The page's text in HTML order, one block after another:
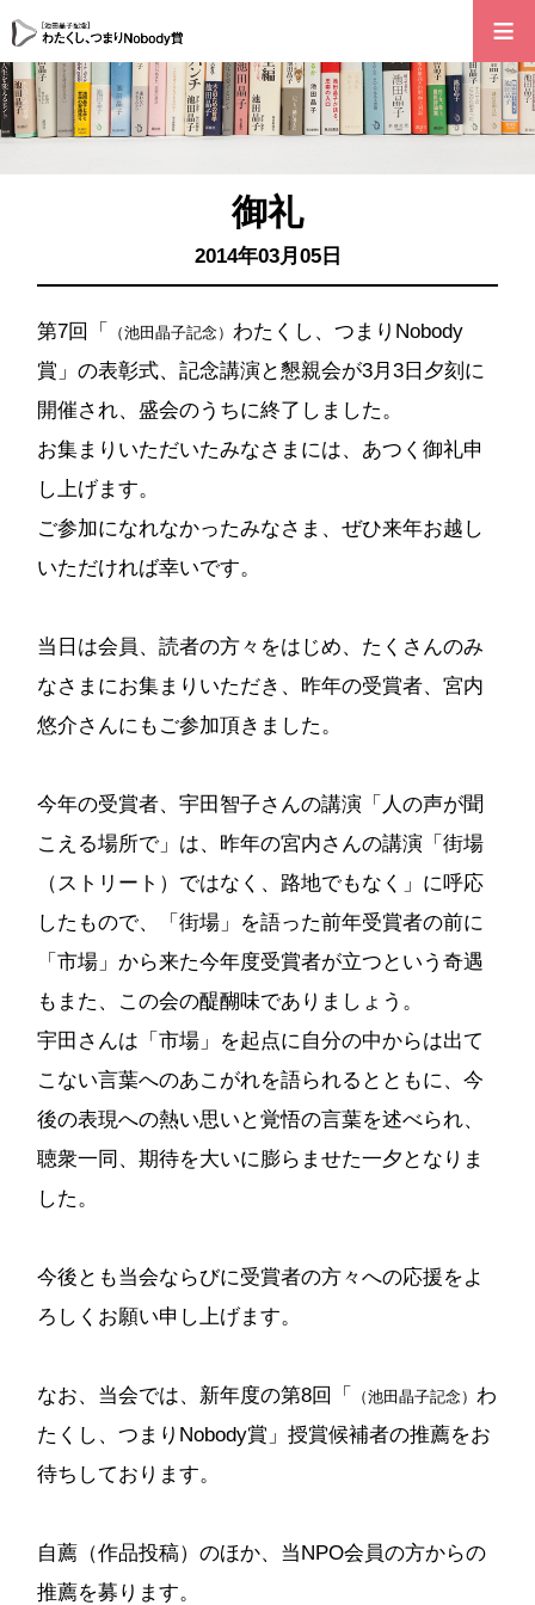
≡
御礼
2014年03月05日
第7回「 （池田晶子記念） わたくし、つまりNobody
賞」の表彰式、記念講演と懇親会が3月3日夕刻に
開催され、盛会のうちに終了しました。
お集まりいただいたみなさまには、あつく御礼申
し上げます。
ご参加になれなかったみなさま、ぜひ来年お越し
いただければ幸いです。
当日は会員、読者の方々をはじめ、たくさんのみ
なさまにお集まりいただき、昨年の受賞者、宮内
悠介さんにもご参加頂きました。
今年の受賞者、宇田智子さんの講演「人の声が聞
こえる場所で」は、昨年の宮内さんの講演「街場
（ストリート）ではなく、路地でもなく」に呼応
したもので、「街場」を語った前年受賞者の前に
「市場」から来た今年度受賞者が立つという奇遇
もまた、この会の醍醐味でありましょう。
宇田さんは「市場」を起点に自分の中からは出て
こない言葉へのあこがれを語られるとともに、今
後の表現への熱い思いと覚悟の言葉を述べられ、
聴衆一同、期待を大いに膨らませた一夕となりま
した。
今後とも当会ならびに受賞者の方々への応援をよ
ろしくお願い申し上げます。
なお、当会では、新年度の第8回「 （池田晶子記念） わ
たくし、つまりNobody賞」授賞候補者の推薦をお
待ちしております。
自薦（作品投稿）のほか、当NPO会員の方からの
推薦を募ります。